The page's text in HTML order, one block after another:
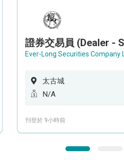
Ever-Long Securities Company
太古城
N/A
刊登於 9小時前